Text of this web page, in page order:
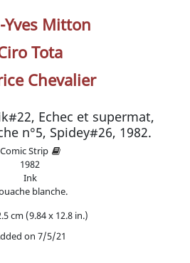
Yves Mitton
Tota
Chevalier
Echec et supermat,
n°5, Spidey#26, 1982.
Comic Strip
1982
Ink
blanche.
cm (9.84 x 12.8 in.)
on 7/5/21